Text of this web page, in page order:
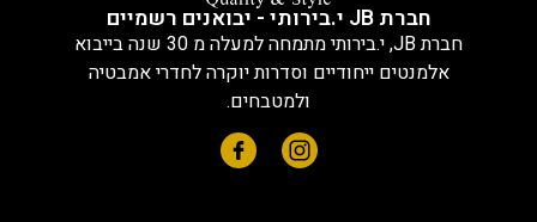
חברת JB י.בירותי - יבואנים רשמיים
חברת JB, י.בירותי מתמחה למעלה מ 30 שנה בייבוא
אלמנטים ייחודיים וסדרות יוקרה לחדרי אמבטיה
ולמטבחים.